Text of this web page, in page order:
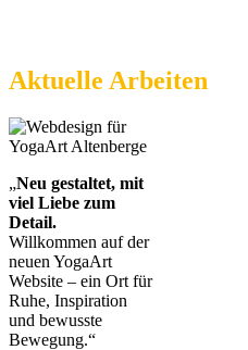
Aktuelle Arbeiten
„Neu gestaltet, mit
viel Liebe zum
Detail.
Willkommen auf der
neuen YogaArt
Website – ein Ort für
Ruhe, Inspiration
und bewusste
Bewegung.“